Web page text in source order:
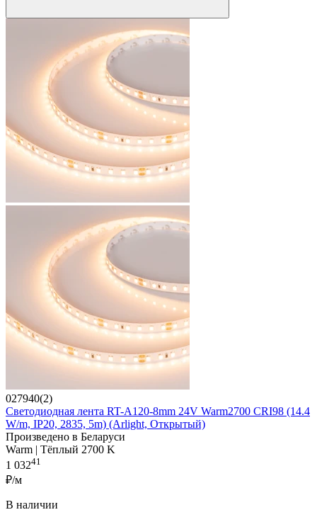
027940(2)
Светодиодная лента RT-A120-8mm 24V Warm2700 CRI98 (14.4
W/m, IP20, 2835, 5m) (Arlight, Открытый)
Произведено в Беларуси
Warm | Тёплый 2700 K
1 03241
₽/м
В наличии